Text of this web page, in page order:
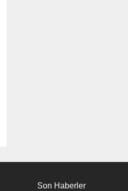
Son Haberler